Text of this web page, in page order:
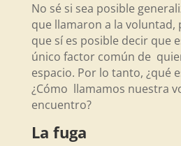
No sé si sea posible
que llamaron a la
que sí es posible decir que
único factor común de
espacio. Por lo tanto, ¿qué
¿Cómo llamamos nuestra
encuentro?
La fuga